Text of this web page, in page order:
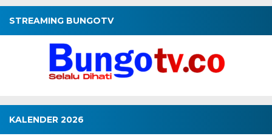
STREAMING BUNGOTV
KALENDER 2026